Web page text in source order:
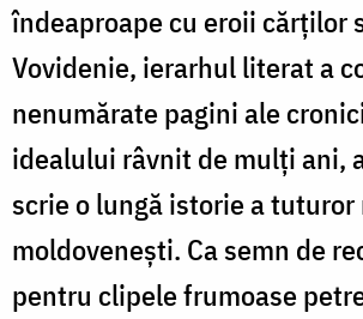
îndeaproape cu eroii cărților
Vovidenie, ierarhul literat a
nenumărate pagini ale
idealului râvnit de mulți ani,
scrie o lungă istorie a
moldovenești. Ca semn de
pentru clipele frumoase